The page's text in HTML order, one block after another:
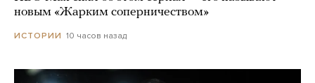
новым «Жарким соперничеством»
ИСТОРИИ 10 часов назад